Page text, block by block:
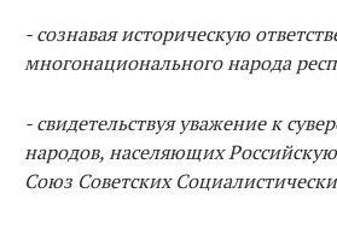
- сознавая историческую
многонационального народа
- свидетельствуя уважение к
народов, населяющих
Союз Советских